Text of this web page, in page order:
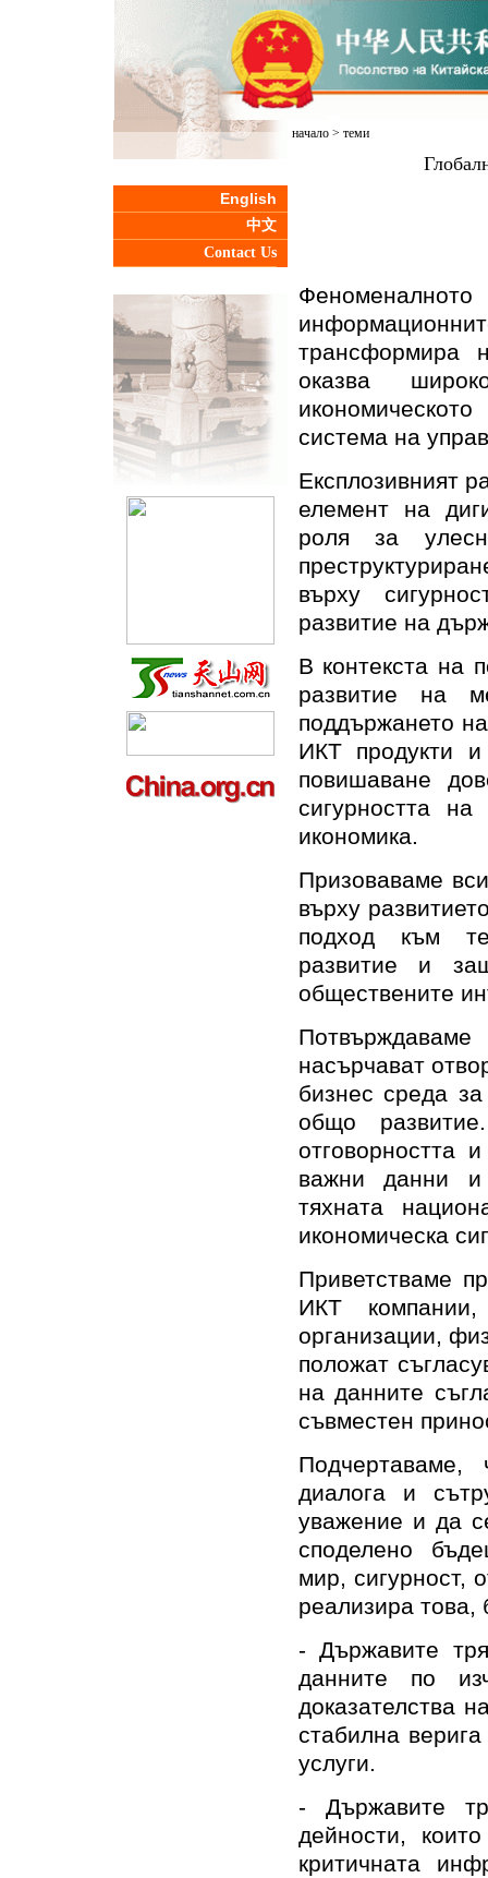
English
中文
Contact Us
начало> теми
трансформира
оказва
система на
Експлозивният
елемент на
роля за
върху
развитие на
В контекста на
развитие на
поддържането
ИКТ продукти
повишаване
сигурността
икономика.
Призоваваме
върху
подход към
развитие и
обществените
насърчават
бизнес среда
общо
отговорността
важни данни
тяхната
икономическа
Приветстваме
ИКТ компании,
организации,
положат
на данните
съвместен
диалога и
уважение и да
споделено
мир, сигурност,
реализира
- Държавите
данните по
доказателства
стабилна
услуги.
- Държавите
дейности,
критичната